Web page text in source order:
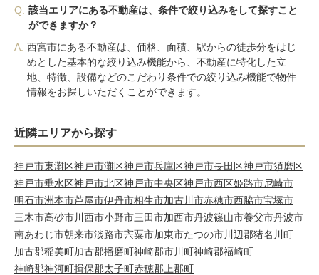
Q.
該当エリアにある不動産は、条件で絞り込みをして探すこと
ができますか？
A. 西宮市にある不動産は、価格、面積、駅からの徒歩分をはじ
めとした基本的な絞り込み機能から、不動産に特化した立
地、特徴、設備などのこだわり条件での絞り込み機能で物件
情報をお探しいただくことができます。
近隣エリアから探す
神戸市東灘区神戸市灘区神戸市兵庫区神戸市長田区神戸市須磨区
神戸市垂水区神戸市北区神戸市中央区神戸市西区姫路市尼崎市
明石市洲本市芦屋市伊丹市相生市加古川市赤穂市西脇市宝塚市
三木市高砂市川西市小野市三田市加西市丹波篠山市養父市丹波市
南あわじ市朝来市淡路市宍粟市加東市たつの市川辺郡猪名川町
加古郡稲美町加古郡播磨町神崎郡市川町神崎郡福崎町
神崎郡神河町揖保郡太子町赤穂郡上郡町